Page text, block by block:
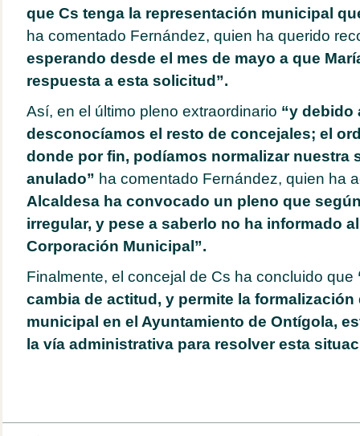
que Cs tenga la representación municipal
ha comentado Fernández, quien ha querido
esperando desde el mes de mayo a que
respuesta a esta solicitud”.
Así, en el último pleno extraordinario “y debido
desconocíamos el resto de concejales; el
donde por fin, podíamos normalizar nuestra
anulado” ha comentado Fernández, quien ha
Alcaldesa ha convocado un pleno que
irregular, y pese a saberlo no ha informado
Corporación Municipal”.
Finalmente, el concejal de Cs ha concluido que
cambia de actitud, y permite la
municipal en el Ayuntamiento de Ontígola,
la vía administrativa para resolver esta